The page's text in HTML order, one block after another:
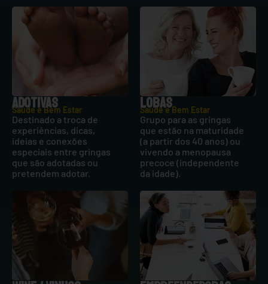
ADOTIVAS
Saúde e Bem Estar
Destinado a troca de
experiências, dicas,
ideias e conexões
especiais entre gringas
que são adotadas ou
pretendem adotar.
LOBAS
Saúde e Bem Estar
Grupo para as gringas
que estão na maturidade
(a partir dos 40 anos) ou
vivendo a menopausa
precoce (independente
da idade).